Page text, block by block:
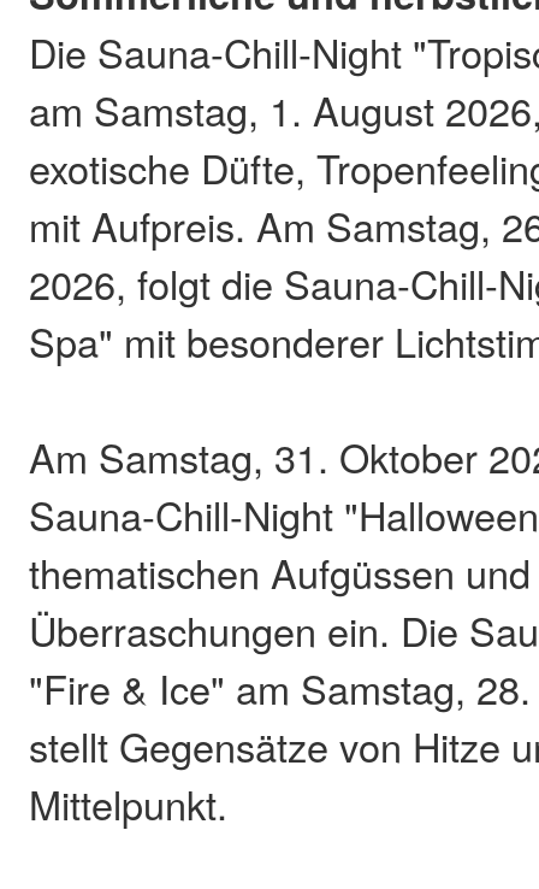
Die Sauna-Chill-Night
am Samstag, 1. August
exotische Düfte,
mit Aufpreis. Am Samstag,
2026, folgt die Sauna-Chill-
Spa" mit besonderer
Am Samstag, 31. Oktober
Sauna-Chill-Night
thematischen Aufgüssen
Überraschungen ein. Die
"Fire & Ice" am Samstag,
stellt Gegensätze von Hitze
Mittelpunkt.